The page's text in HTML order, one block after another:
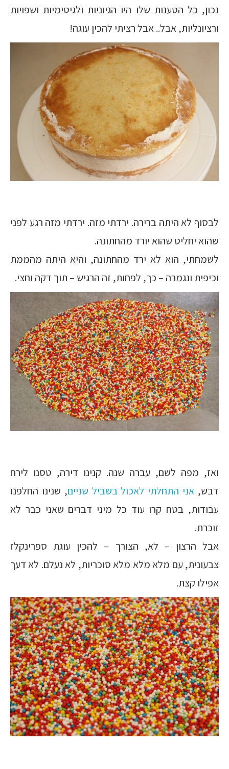
נכון, כל הטענות שלו היו הגיוניות ולגיטימיות ושפויות
ורציונליות, אבל.. אבל רציתי להכין עוגה!
לבסוף לא היתה ברירה. ירדתי מזה. ירדתי מזה רגע לפני
שהוא יחליט שהוא יורד מהחתונה.
לשמחתי, הוא לא ירד מהחתונה, והיא היתה מהממת
וכיפית ונגמרה – כך, לפחות, זה הרגיש – תוך דקה וחצי.
ואז, מפה לשם, עברה שנה. קנינו דירה, טסנו לירח
דבש, אני התחלתי לאכול בשביל שניים, שנינו החלפנו
עבודות, בטח קרו עוד כל מיני דברים שאני כבר לא
זוכרת.
אבל הרצון – לא, הצורך – להכין עוגת ספרינקלז
צבעונית, עם מלא מלא מלא סוכריות, לא נעלם. לא דעך
אפילו קצת.